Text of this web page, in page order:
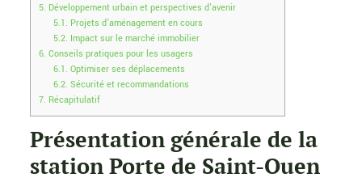
5. Développement urbain et perspectives d’avenir
5.1. Projets d’aménagement en cours
5.2. Impact sur le marché immobilier
6. Conseils pratiques pour les usagers
6.1. Optimiser ses déplacements
6.2. Sécurité et recommandations
7. Récapitulatif
Présentation générale de la
station Porte de Saint-Ouen